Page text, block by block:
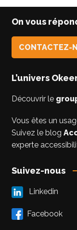
On vous
CONTACTEZ-
L’univers
Découvrir le
Vous êtes un
Suivez le blog
experte
Suivez-nous
Linkedin
Facebook